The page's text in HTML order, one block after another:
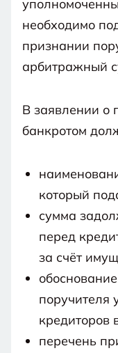
необходимо
признании
арбитражный
В заявлении о
банкротом
который
сумма
перед
за счёт
поручителя
кредиторов
перечень